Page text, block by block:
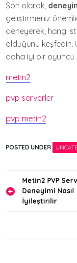
Son olarak,
geliştirmeniz
deneyerek, hangi
olduğunu keşfedin.
daha iyi bir oyuncu
metin2
pvp serverler
pvp metin2
POSTED UNDER
Yazı
gezinmesi
Metin2 PVP
Deneyimi Nasıl
İyileştirilir